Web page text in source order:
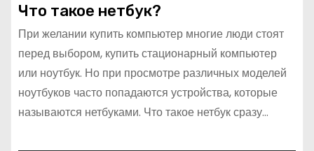
Что такое нетбук?
При желании купить компьютер многие люди стоят
перед выбором, купить стационарный компьютер
или ноутбук. Но при просмотре различных моделей
ноутбуков часто попадаются устройства, которые
называются нетбуками. Что такое нетбук сразу…